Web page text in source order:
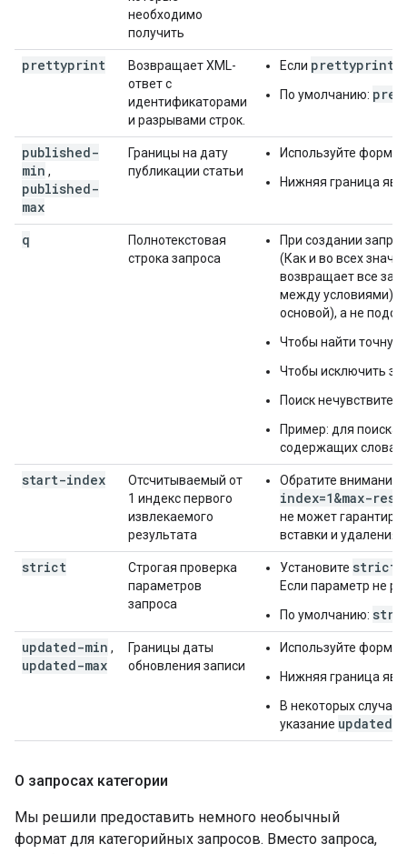
необходимо
получить
prettyprint
Возвращает XML-
ответ с
идентификаторами
и разрывами строк.
Если
По умолчанию:
published-
min ,
published-
max
Границы на дату
публикации статьи
Используйте
Нижняя граница
q
Полнотекстовая
строка запроса
При создании
(Как и во всех
возвращает все
между условиями).
основой), а не
Чтобы найти
Чтобы исключить
Поиск
Пример: для поиска
содержащих слова
start-index
Отсчитываемый от
1 индекс первого
извлекаемого
результата
Обратите внимание,
index=1&max-
не может
вставки и
strict
Строгая проверка
параметров
запроса
Установите
Если параметр не
По умолчанию:
updated-min ,
updated-max
Границы даты
обновления записи
Используйте
Нижняя граница
В некоторых
указание updated-
О запросах категории
Мы решили предоставить немного необычный
формат для категорийных запросов. Вместо запроса,